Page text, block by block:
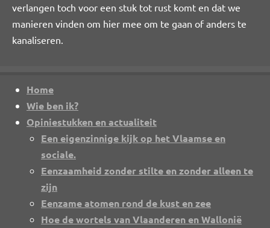
verlangen toch voor een stuk tot rust komt en dat we
manieren vinden om hier mee om te gaan of anders te
kanaliseren.
Home
Wie ben ik?
Opiniestukken en actualiteit
Een eigenzinnige kijk op het Vlaamse en
sociale.
Eenzaamheid zonder stilte en zonder alleen te
zijn
Eenzame atomen rond de kust en zee
Hoe de wortels van Vlaanderen en Wallonië